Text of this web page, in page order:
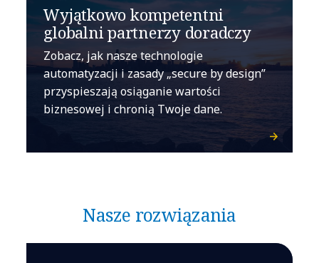
Wyjątkowo kompetentni
globalni partnerzy doradczy
Zobacz, jak nasze technologie
automatyzacji i zasady „secure by design”
przyspieszają osiąganie wartości
biznesowej i chronią Twoje dane.
Nasze rozwiązania